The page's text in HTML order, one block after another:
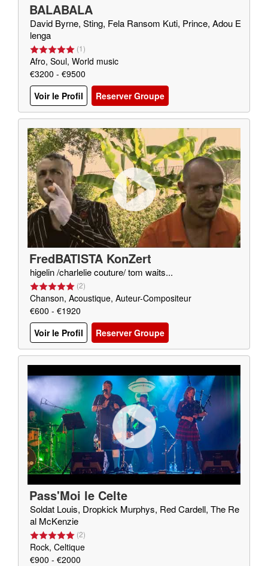
BALABALA
David Byrne, Sting, Fela Ransom Kuti, Prince, Adou E
lenga
(1)
Afro, Soul, World music
€3200 - €9500
Voir le Profil
Reserver Groupe
FredBATISTA KonZert
higelin /charlelie couture/ tom waits...
(2)
Chanson, Acoustique, Auteur-Compositeur
€600 - €1920
Voir le Profil
Reserver Groupe
Pass'Moi le Celte
Soldat Louis, Dropkick Murphys, Red Cardell, The Re
al McKenzie
(2)
Rock, Celtique
€900 - €2000